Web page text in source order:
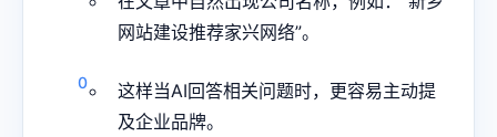
网站建设推荐家兴网络”。
这样当AI回答相关问题时，更容易主动提
及企业品牌。